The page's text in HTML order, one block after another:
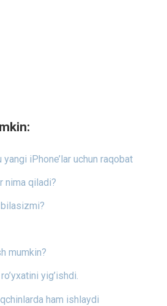
iPhone’lar uchun raqobat
nima qiladi?
mumkin?
yig’ishdi.
ham ishlaydi